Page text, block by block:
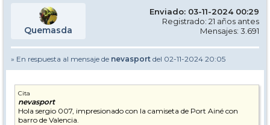
Quemasda
Enviado: 03-11-2024 00:29
Registrado: 21 años antes
Mensajes: 3.691
» En respuesta al mensaje de nevasport del 02-11-2024 20:05
Cita
nevasport
Hola sergio 007, impresionado con la camiseta de Port Ainé con
barro de Valencia.